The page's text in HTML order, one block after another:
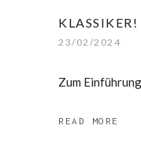
KLASSIKER!
23/02/2024
Zum
READ MORE